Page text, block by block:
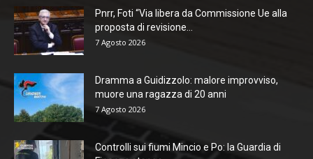
Pnrr, Foti “Via libera da Commissione Ue alla
proposta di revisione...
7 Agosto 2026
Dramma a Guidizzolo: malore improvviso,
muore una ragazza di 20 anni
7 Agosto 2026
Controlli sui fiumi Mincio e Po: la Guardia di